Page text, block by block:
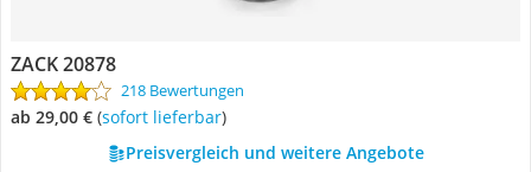
ZACK 20878
218 Bewertungen
ab 29,00 € ( Sofort lieferbar)
Preisvergleich und weitere Angebote